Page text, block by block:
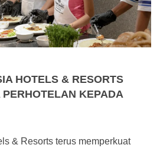
HOTELS & RESORTS
KEPADA
& Resorts terus memperkuat